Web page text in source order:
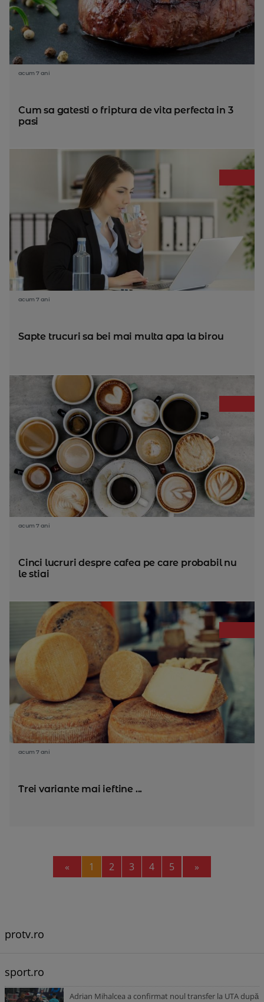
acum 7 ani
Cum sa gatesti o friptura de vita perfecta in 3
pasi
acum 7 ani
Sapte trucuri sa bei mai multa apa la birou
acum 7 ani
Cinci lucruri despre cafea pe care probabil nu
le stiai
acum 7 ani
Trei variante mai ieftine ...
« Previous
1 2 3 4 5 »
protv.ro
sport.ro
Adrian Mihalcea a confirmat noul transfer la UTA după